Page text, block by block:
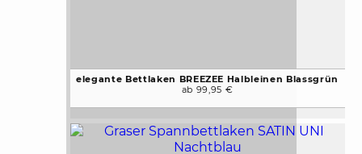
elegante Bettlaken BREEZEE Halbleinen Blassgrün
ab 99,95 €